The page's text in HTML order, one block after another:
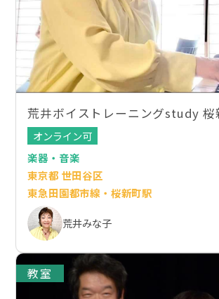
荒井ボイストレーニングstudy 桜
オンライン可
楽器・音楽
東京都 世田谷区
東急田園都市線・桜新町駅
荒井みな子
教室